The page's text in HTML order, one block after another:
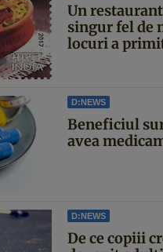
Un
singur fel de
locuri a
D:NEWS
Beneficiul
avea
D:NEWS
De ce copiii